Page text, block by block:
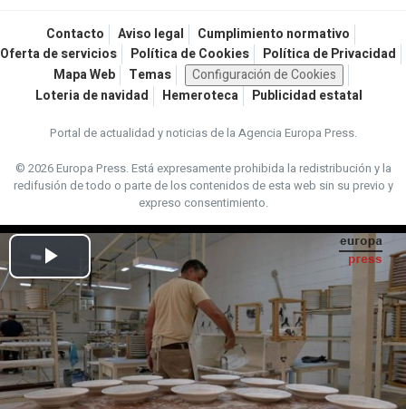
Contacto Aviso legal
Cumplimiento normativo
Oferta de servicios
Política de Cookies
Política de Privacidad
Mapa Web
Temas
Configuración de Cookies
Loteria de navidad
Hemeroteca Publicidad estatal
Portal de actualidad y noticias de la Agencia Europa Press.
© 2026 Europa Press.Está expresamente prohibida la redistribución y la
redifusión de todo o parte de los contenidos de esta web sin su previo y
expreso consentimiento.